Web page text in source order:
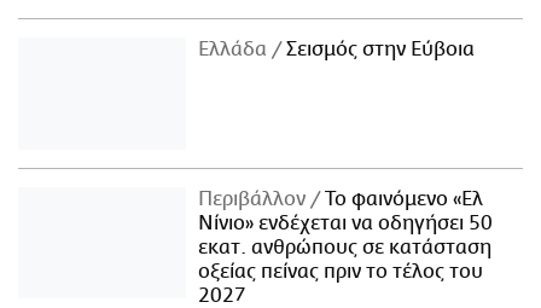
Ελλάδα Σεισμός στην Εύβοια
Περιβάλλον
Το φαινόμενο «Ελ
Νίνιο» ενδέχεται να οδηγήσει 50
εκατ. ανθρώπους σε κατάσταση
οξείας πείνας πριν το τέλος του
2027